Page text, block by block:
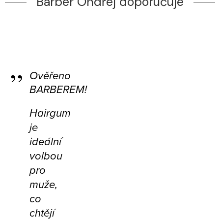
Ověřeno
BARBEREM!
Hairgum
je
ideální
volbou
pro
muže,
co
chtějí